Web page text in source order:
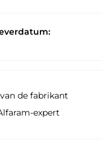
de fabrikant
expert